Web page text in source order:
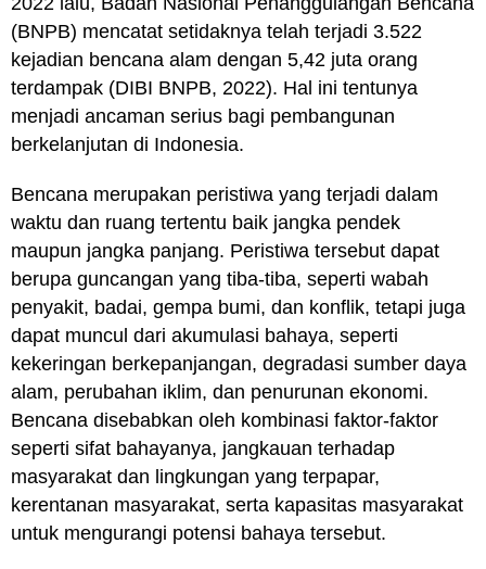
(BNPB) mencatat setidaknya telah terjadi 3.522
kejadian bencana alam dengan 5,42 juta orang
terdampak (DIBI BNPB, 2022). Hal ini tentunya
menjadi ancaman serius bagi pembangunan
berkelanjutan di Indonesia.
Bencana merupakan peristiwa yang terjadi dalam
waktu dan ruang tertentu baik jangka pendek
maupun jangka panjang. Peristiwa tersebut dapat
berupa guncangan yang tiba-tiba, seperti wabah
penyakit, badai, gempa bumi, dan konflik, tetapi juga
dapat muncul dari akumulasi bahaya, seperti
kekeringan berkepanjangan, degradasi sumber daya
alam, perubahan iklim, dan penurunan ekonomi.
Bencana disebabkan oleh kombinasi faktor-faktor
seperti sifat bahayanya, jangkauan terhadap
masyarakat dan lingkungan yang terpapar,
kerentanan masyarakat, serta kapasitas masyarakat
untuk mengurangi potensi bahaya tersebut.